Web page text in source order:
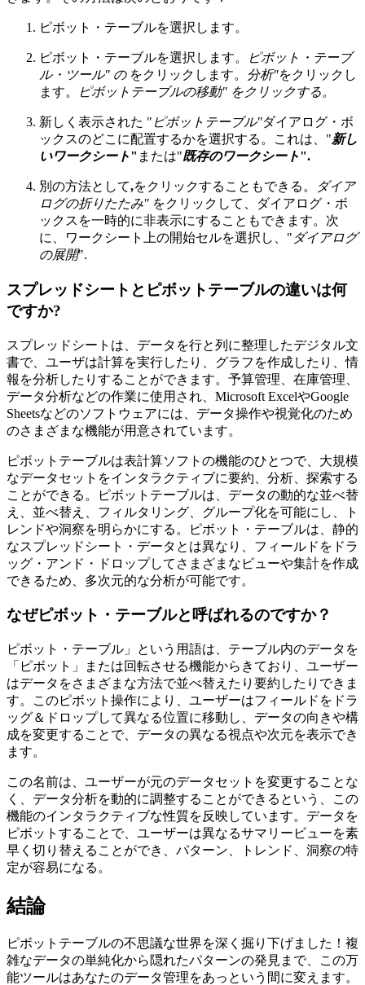
ピボット・テーブルを選択します。
ピボット・テーブルを選択します。
ピボット・テーブ
ル・ツール" の をクリックします。 分析"をクリックし
ます。
ピボットテーブルの移動" をクリックする。
新しく表示された " ピボットテーブル"ダイアログ・ボ
ックスのどこに配置するかを選択する。これは、"新し
いワークシート" または"既存のワークシート".
別の方法として,をクリックすることもできる。
ダイア
ログの折りたたみ" をクリックして、ダイアログ・ボ
ックスを一時的に非表示にすることもできます。次
に、ワークシート上の開始セルを選択し、" ダイアログ
の展開".
スプレッドシートとピボットテーブルの違いは何
ですか?
スプレッドシートは、データを行と列に整理したデジタル文
書で、ユーザは計算を実行したり、グラフを作成したり、情
報を分析したりすることができます。予算管理、在庫管理、
データ分析などの作業に使用され、Microsoft ExcelやGoogle
Sheetsなどのソフトウェアには、データ操作や視覚化のため
のさまざまな機能が用意されています。
ピボットテーブルは表計算ソフトの機能のひとつで、大規模
なデータセットをインタラクティブに要約、分析、探索する
ことができる。ピボットテーブルは、データの動的な並べ替
え、並べ替え、フィルタリング、グループ化を可能にし、ト
レンドや洞察を明らかにする。ピボット・テーブルは、静的
なスプレッドシート・データとは異なり、フィールドをドラ
ッグ・アンド・ドロップしてさまざまなビューや集計を作成
できるため、多次元的な分析が可能です。
なぜピボット・テーブルと呼ばれるのですか？
ピボット・テーブル」という用語は、テーブル内のデータを
「ピボット」または回転させる機能からきており、ユーザー
はデータをさまざまな方法で並べ替えたり要約したりできま
す。このピボット操作により、ユーザーはフィールドをドラ
ッグ＆ドロップして異なる位置に移動し、データの向きや構
成を変更することで、データの異なる視点や次元を表示でき
ます。
この名前は、ユーザーが元のデータセットを変更することな
く、データ分析を動的に調整することができるという、この
機能のインタラクティブな性質を反映しています。データを
ピボットすることで、ユーザーは異なるサマリービューを素
早く切り替えることができ、パターン、トレンド、洞察の特
定が容易になる。
結論
ピボットテーブルの不思議な世界を深く掘り下げました！複
雑なデータの単純化から隠れたパターンの発見まで、この万
能ツールはあなたのデータ管理をあっという間に変えます。